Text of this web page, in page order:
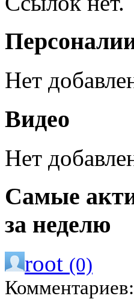
Нет
Видео
Нет
Самые
за неделю
root (0)